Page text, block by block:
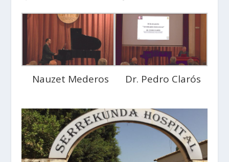
Nauzet Mederos Dr. Pedro Clarós